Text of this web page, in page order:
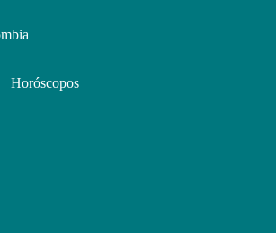
Horóscopos